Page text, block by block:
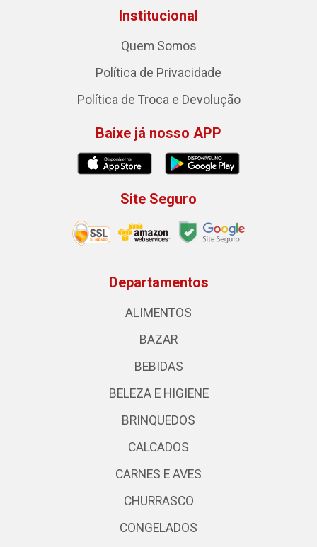
Institucional
Quem Somos
Política de Privacidade
Política de Troca e Devolução
Baixe já nosso APP
Site Seguro
Departamentos
ALIMENTOS
BAZAR
BEBIDAS
BELEZA E HIGIENE
BRINQUEDOS
CALCADOS
CARNES E AVES
CHURRASCO
CONGELADOS